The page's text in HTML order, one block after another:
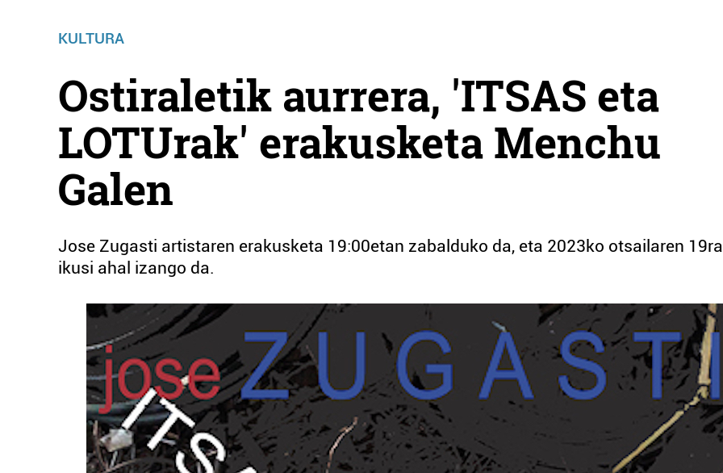
KULTURA
Ostiraletik aurrera, 'ITSAS eta
LOTUrak' erakusketa Menchu
Galen
Jose Zugasti artistaren erakusketa 19:00etan zabalduko da, eta 2023ko otsailaren
ikusi ahal izango da.